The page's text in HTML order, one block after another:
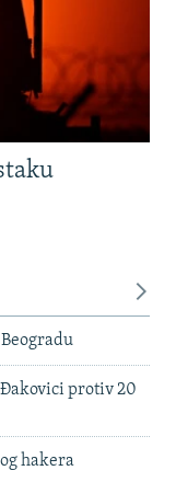
Đakovici protiv 20
hakera